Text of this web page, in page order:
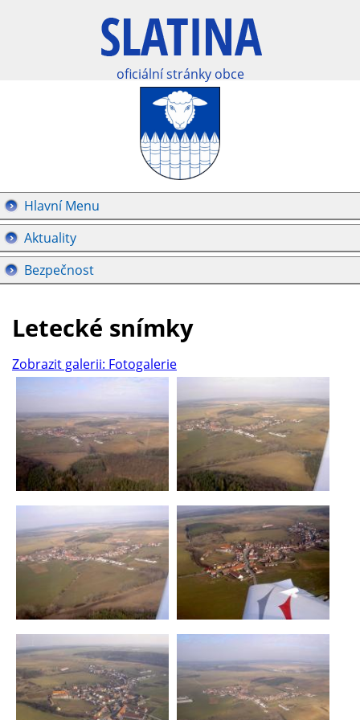
oficiální stránky obce
Hlavní Menu
Aktuality
Bezpečnost
Letecké snímky
Zobrazit galerii: Fotogalerie